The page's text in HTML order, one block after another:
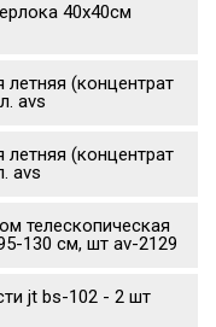
40х40см
(концентрат
avs
(концентрат
avs
телескопическая
130 см, шт av-2129
jt bs-102 - 2 шт